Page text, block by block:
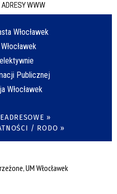
ADRESY WWW
Włocławek
Publicznej
Włocławek
»
/ RODO »
UM Włocławek